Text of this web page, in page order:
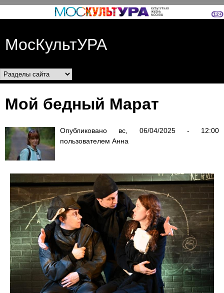
Перейти к основному
МосКультУРА
Разделы сайта
Мой бедный Марат
Опубликовано вс, 06/04/2025 - 12:00
пользователем Анна